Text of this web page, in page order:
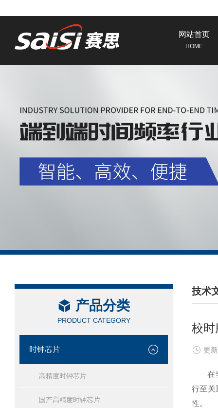
网站首页
HOME
产品分类
PRODUCT CATEGORY
时钟芯片
高精度时钟芯片
国产高精度时钟芯片
技术
/
校时
更
在当
行至关
性。